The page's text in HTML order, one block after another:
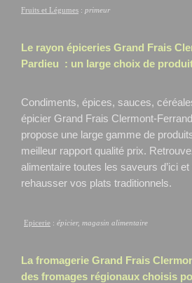
Fruits et Légumes : primeur
Le rayon épiceries Grand Frais
Pardieu
: un large choix de
Condiments, épices, sauces,
épicier Grand Frais Clermont-
propose une large gamme de
meilleur rapport qualité prix.
alimentaire toutes les saveurs d’ici et
rehausser vos plats traditionnels.
Epicerie : épicier, magasin alimentaire
La fromagerie Grand Frais
des fromages régionaux choisis